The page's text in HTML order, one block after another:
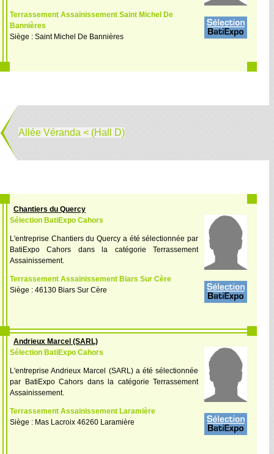
Terrassement Assainissement Saint Michel De
Bannières
Siège : Saint Michel De Bannières
Allée Véranda < (Hall D)
Chantiers du Quercy
Sélection BatiExpo Cahors
L'entreprise Chantiers du Quercy a été sélectionnée par
BatiExpo Cahors dans la catégorie Terrassement
Assainissement.
Terrassement Assainissement Biars Sur Cère
Siège : 46130 Biars Sur Cère
Andrieux Marcel (SARL)
Sélection BatiExpo Cahors
L'entreprise Andrieux Marcel (SARL) a été sélectionnée
par BatiExpo Cahors dans la catégorie Terrassement
Assainissement.
Terrassement Assainissement Laramière
Siège : Mas Lacroix 46260 Laramière